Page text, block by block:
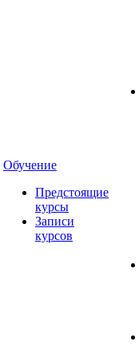
Обучение
Предстоящие
курсы
Записи
курсов